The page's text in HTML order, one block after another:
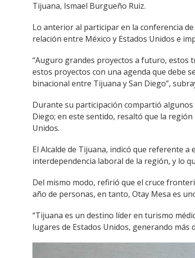
Tijuana, Ismael Burgueño Ruiz.
Lo anterior al participar en la conferencia
relación entre México y Estados Unidos e
“Auguro grandes proyectos a futuro, estos
estos proyectos con una agenda que debe
binacional entre Tijuana y San Diego”,
Durante su participación compartió
Diego; en este sentido, resaltó que la
Unidos.
El Alcalde de Tijuana, indicó que referente
interdependencia laboral de la región, y lo
Del mismo modo, refirió que el cruce
año de personas, en tanto, Otay Mesa es
“Tijuana es un destino líder en turismo
lugares de Estados Unidos, generando más